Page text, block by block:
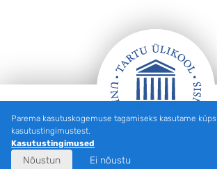
Jalus
Parema kasutuskogemuse tagamiseks kasutame
kasutustingimustest.
Kasutustingimused
Nõustun Ei nõustu